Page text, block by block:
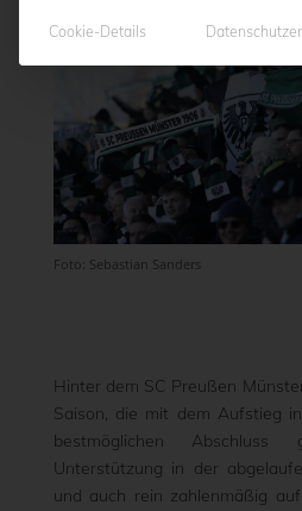
Foto: Sebastian Sanders
Hinter dem SC Preußen
Saison, die mit dem Aufstieg
bestmöglichen
Unterstützung in der
und auch rein zahlenmäßig
Cookie-Details